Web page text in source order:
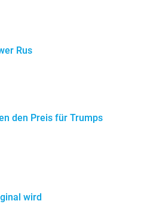
Rus
den Preis für Trumps
wird